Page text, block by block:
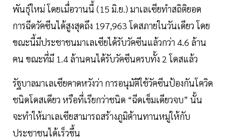
พันธุ์ใหม่ โดยเมื่อวานนี้ (15 มิ.ย.) มาเลเซียทำสถิติยอด
การฉีดวัคซีนได้สูงสุดถึง 197,963 โดสภายในวันเดียว โดย
ขณะนี้มีประชาชนมาเลเซียได้รับวัคซีนแล้วกว่า 4.6 ล้าน
คน ขณะที่มี 1.4 ล้านคนได้รับวัคซีนครบทั้ง 2 โดสแล้ว
รัฐบาลมาเลเซียคาดหวังว่า การอนุมัติใช้วัคซีนป้องกันโควิด
ชนิดโดสเดียว หรือที่เรียกว่าชนิด “ฉีดเข็มเดียวจบ” นั้น
จะทำให้มาเลเซียสามารถสร้างภูมิต้านทานหมู่ให้กับ
ประชาชนได้เร็วขึ้น